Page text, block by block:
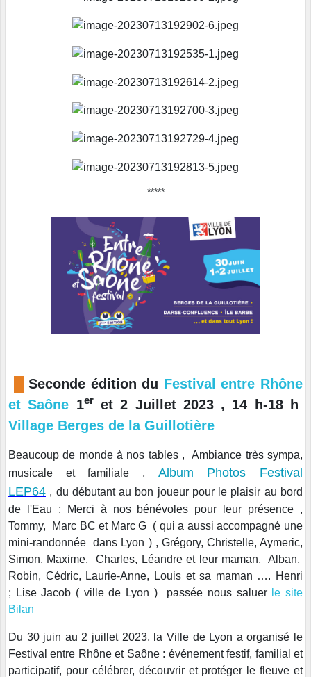
*****
Seconde édition du Festival entre Rhône
et Saône 1eret 2 Juillet 2023 , 14 h-18 h
Village Berges de la Guillotière
Beaucoup de monde à nos tables , Ambiance très sympa,
musicale et familiale ,
Album Photos Festival
LEP64 , du débutant au bon joueur pour le plaisir au bord
de l'Eau ; Merci à nos bénévoles pour leur présence ,
Tommy, Marc BC et Marc G ( qui a aussi accompagné une
mini-randonnée dans Lyon ) , Grégory, Christelle, Aymeric,
Simon, Maxime, Charles, Léandre et leur maman, Alban,
Robin, Cédric, Laurie-Anne, Louis et sa maman …. Henri
; Lise Jacob ( ville de Lyon ) passée nous saluer le site
Bilan
Du 30 juin au 2 juillet 2023, la Ville de Lyon a organisé le
Festival entre Rhône et Saône : événement festif, familial et
participatif, pour célébrer, découvrir et protéger le fleuve et